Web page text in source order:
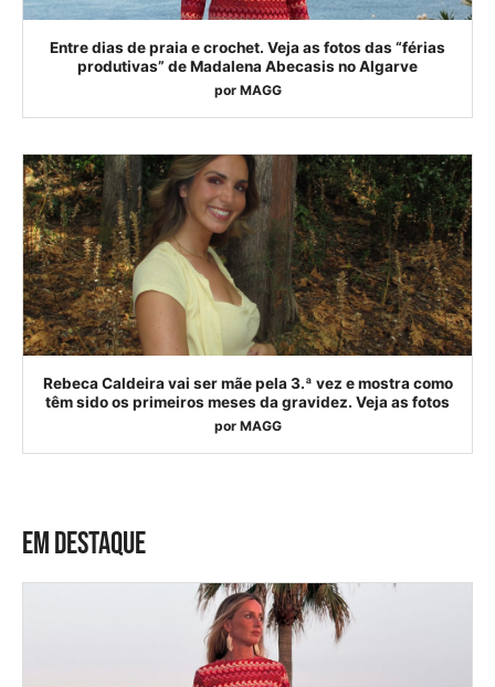
Entre dias de praia e crochet. Veja as fotos das “férias
produtivas” de Madalena Abecasis no Algarve
por MAGG
Rebeca Caldeira vai ser mãe pela 3.ª vez e mostra como
têm sido os primeiros meses da gravidez. Veja as fotos
por MAGG
EM DESTAQUE